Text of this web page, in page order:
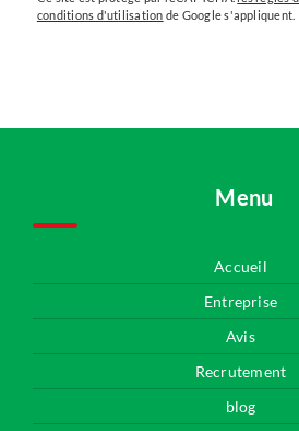
conditions d'utilisation de Google s'appliquent.
Menu
Accueil
Entreprise
Avis
Recrutement
blog